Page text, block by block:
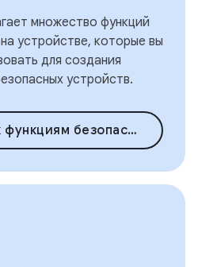
множество функций
устройстве, которые вы
для создания
устройств.
безопасности